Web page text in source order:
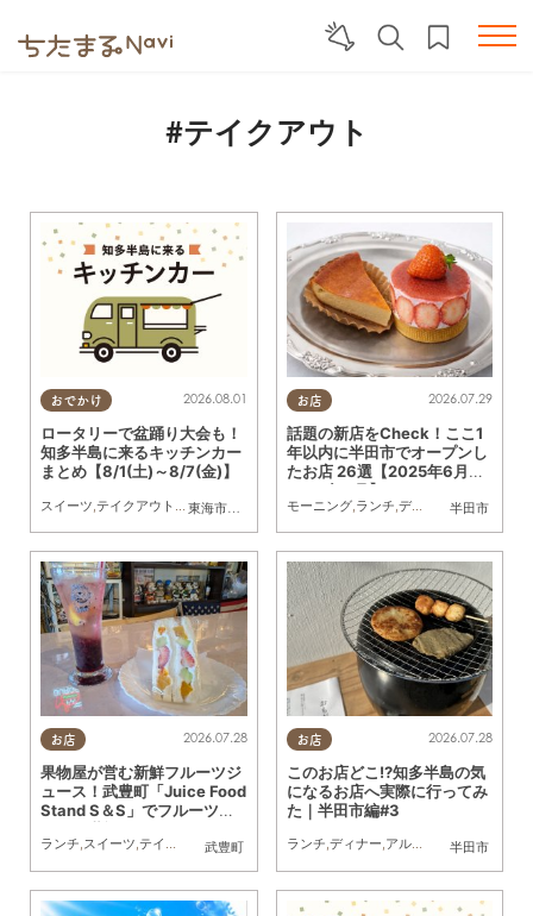
#テイクアウト
おでかけ
東海市
,大府市 知多市,東浦町,阿久比町,半田市,常滑市
2026.08.01
ロータリーで盆踊り大会も！
知多半島に来るキッチンカー
まとめ【8/1(土)～8/7(金)】
スイーツ テイクアウト キッチンカー イベント ,まとめ記事
お店
半田市
2026.07.29
話題の新店をCheck！ここ1
年以内に半田市でオープンし
たお店 26選【2025年6月～
2026年6月】
モーニング, ランチ ディナー ,アルコール
お店
武豊町
2026.07.28
果物屋が営む新鮮フルーツジ
ュース！武豊町「Juice Food
Stand S＆S」でフルーツサ
ランチ,スイーツ,テイクアウト ,行ってみたレポ,夫婦,カップル,おひとりさま,友人
お店
半田市
2026.07.28
このお店どこ!?知多半島の気
になるお店へ実際に行ってみ
た｜半田市編#3
ランチ,ディナー,アルコール ,カフェ